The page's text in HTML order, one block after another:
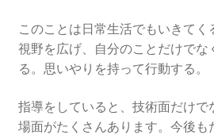
このことは日常生活でもいきてく
視野を広げ、自分のことだけでな
る。思いやりを持って行動する。
指導をしていると、技術面だけで
場面がたくさんあります。今後も